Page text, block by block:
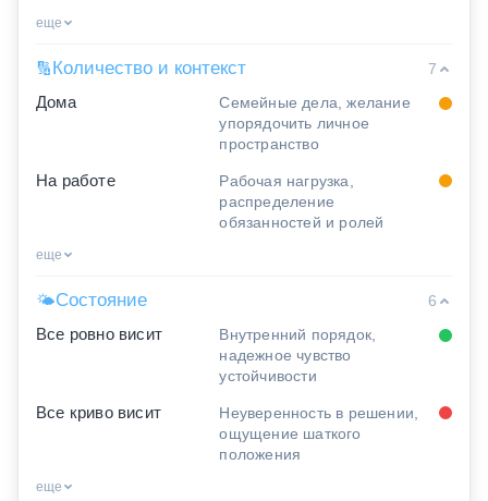
еще
🔢 Количество и контекст
7
Дома
Семейные дела, желание
упорядочить личное
пространство
На работе
Рабочая нагрузка,
распределение
обязанностей и ролей
еще
🌤Состояние
6
Все ровно висит
Внутренний порядок,
надежное чувство
устойчивости
Все криво висит
Неуверенность в решении,
ощущение шаткого
положения
еще